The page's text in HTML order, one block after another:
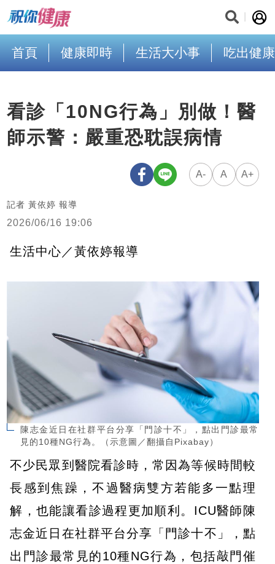
首頁 健康即時 生活大小事 吃出健康
看診「10NG行為」別做！醫
師示警：嚴重恐耽誤病情
A- A A+
記者 黃依婷 報導
2026/06/16 19:06
生活中心／黃依婷報導
陳志金近日在社群平台分享「門診十不」，點出門診最常
見的10種NG行為。（示意圖／翻攝自Pixabay）
不少民眾到醫院看診時，常因為等候時間較
長感到焦躁，不過醫病雙方若能多一點理
解，也能讓看診過程更加順利。ICU醫師陳
志金近日在社群平台分享「門診十不」，點
出門診最常見的10種NG行為，包括敲門催